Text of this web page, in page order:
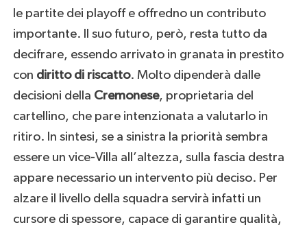
le partite dei playoff e offredno un contributo
importante. Il suo futuro, però, resta tutto da
decifrare, essendo arrivato in granata in prestito
con diritto di riscatto. Molto dipenderà dalle
decisioni della Cremonese, proprietaria del
cartellino, che pare intenzionata a valutarlo in
ritiro. In sintesi, se a sinistra la priorità sembra
essere un vice-Villa all’altezza, sulla fascia destra
appare necessario un intervento più deciso. Per
alzare il livello della squadra servirà infatti un
cursore di spessore, capace di garantire qualità,